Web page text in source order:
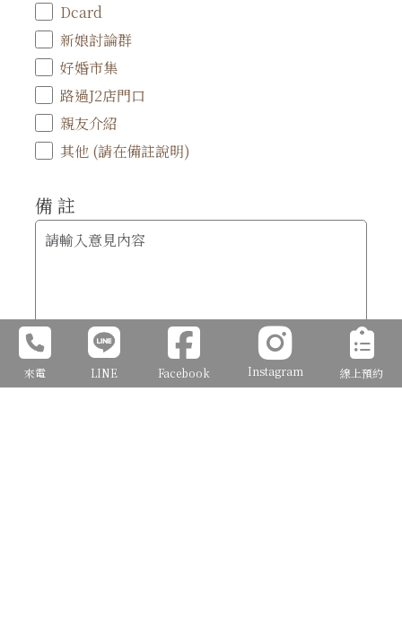
Dcard
新娘討論群
好婚市集
路過J2店門口
親友介紹
其他 (請在備註說明)
備 註
來電 LINE Facebook Instagram 線上預約